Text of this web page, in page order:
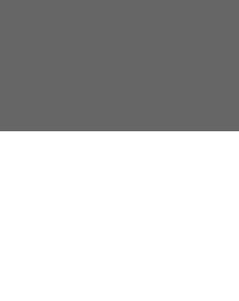
Parceiros Espanhol